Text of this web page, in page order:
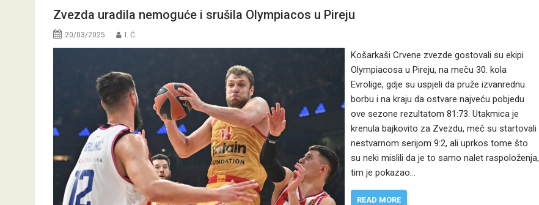
Zvezda uradila nemoguće i srušila Olympiacos u Pireju
20/03/2025 I. Ć.
Košarkaši Crvene zvezde gostovali su ekipi
Olympiacosa u Pireju, na meču 30. kola
Evrolige, gdje su uspjeli da pruže izvanrednu
borbu i na kraju da ostvare najveću pobjedu
ove sezone rezultatom 81:73. Utakmica je
krenula bajkovito za Zvezdu, meč su startovali
nestvarnom serijom 9:2, ali uprkos tome što
su neki mislili da je to samo nalet raspoloženja,
tim je pokazao…
READ MORE